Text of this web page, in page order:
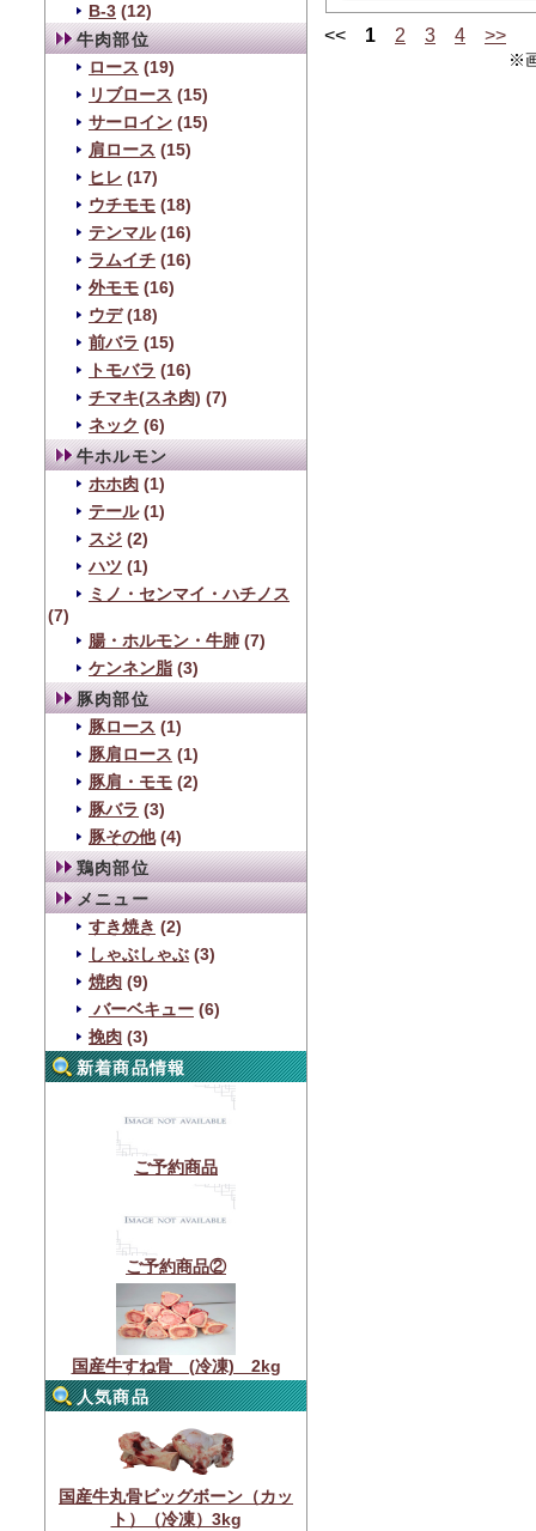
B-3 (12)
牛肉部位
ロース (19)
リブロース (15)
サーロイン (15)
肩ロース (15)
ヒレ (17)
ウチモモ (18)
テンマル(16)
ラムイチ (16)
外モモ (16)
ウデ(18)
前バラ (15)
トモバラ (16)
チマキ(スネ肉) (7)
ネック (6)
牛ホルモン
ホホ肉 (1)
テール(1)
スジ (2)
ハツ (1)
ミノ・センマイ・ハチノス
(7)
腸・ホルモン・牛肺 (7)
ケンネン脂 (3)
豚肉部位
豚ロース (1)
豚肩ロース (1)
豚肩・モモ (2)
豚バラ (3)
豚その他(4)
鶏肉部位
メニュー
すき焼き (2)
しゃぶしゃぶ (3)
焼肉 (9)
バーベキュー (6)
挽肉 (3)
新着商品情報
ご予約商品
ご予約商品②
国産牛すね骨 (冷凍) 2kg
人気商品
国産牛丸骨ビッグボーン（カッ
ト）（冷凍）3kg
<< 1 2 3 4 >>
※